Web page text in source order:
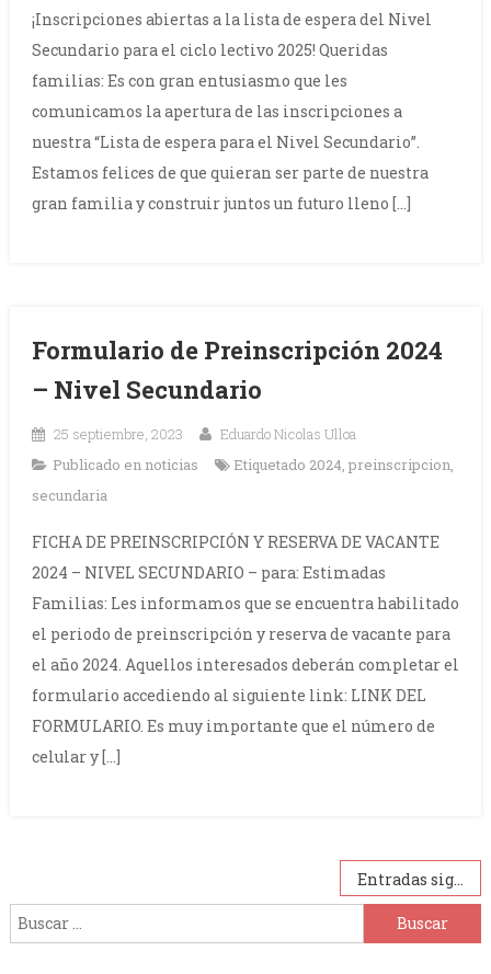
¡Inscripciones abiertas a la lista de espera del Nivel
Secundario para el ciclo lectivo 2025! Queridas
familias: Es con gran entusiasmo que les
comunicamos la apertura de las inscripciones a
nuestra “Lista de espera para el Nivel Secundario”.
Estamos felices de que quieran ser parte de nuestra
gran familia y construir juntos un futuro lleno […]
Formulario de Preinscripción 2024
– Nivel Secundario
25 septiembre, 2023
Eduardo Nicolas Ulloa
Publicado en noticias Etiquetado 2024, preinscripcion,
secundaria
FICHA DE PREINSCRIPCIÓN Y RESERVA DE VACANTE
2024 – NIVEL SECUNDARIO – para: Estimadas
Familias: Les informamos que se encuentra habilitado
el periodo de preinscripción y reserva de vacante para
el año 2024. Aquellos interesados deberán completar el
formulario accediendo al siguiente link: LINK DEL
FORMULARIO. Es muy importante que el número de
celular y […]
de
Entradas siguientes
Buscar: